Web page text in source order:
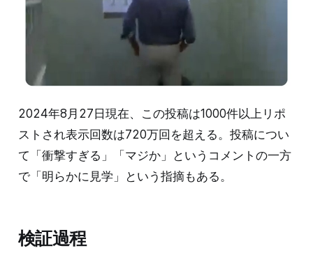
2024年8月27日現在、この投稿は1000件以上リポ
ストされ表示回数は720万回を超える。投稿につい
て「衝撃すぎる」「マジか」というコメントの一方
で「明らかに見学」という指摘もある。
検証過程